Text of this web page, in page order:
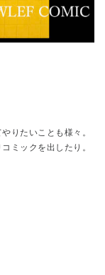
りたいことも様々。
ミックを出したり。